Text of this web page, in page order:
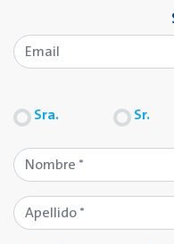
Sra. Sr.